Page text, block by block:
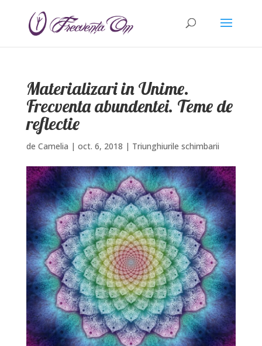
Materializari in Unime.
Frecventa abundentei. Teme de
reflectie
de Camelia | oct. 6, 2018 | Triunghiurile schimbarii